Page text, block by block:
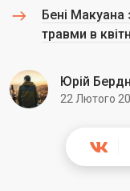
Бені Макуана
травми в
Юрій
22 Лютого